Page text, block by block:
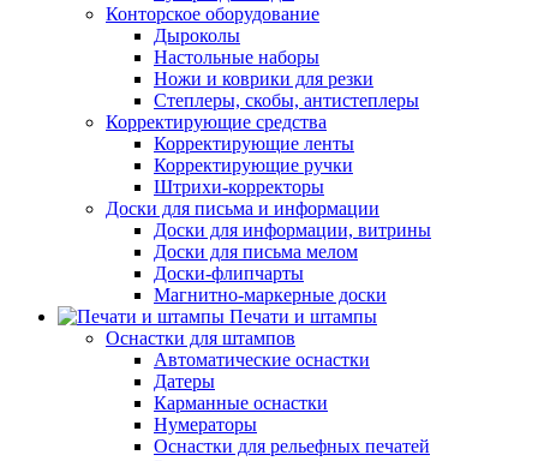
Конторское оборудование
Дыроколы
Настольные наборы
Ножи и коврики для резки
Степлеры, скобы, антистеплеры
Корректирующие средства
Корректирующие ленты
Корректирующие ручки
Штрихи-корректоры
Доски для письма и информации
Доски для информации, витрины
Доски для письма мелом
Доски-флипчарты
Магнитно-маркерные доски
Печати и штампы
Оснастки для штампов
Автоматические оснастки
Датеры
Карманные оснастки
Нумераторы
Оснастки для рельефных печатей